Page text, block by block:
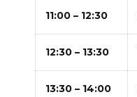
11:00 – 12:30
12:30 – 13:30
13:30 – 14:00